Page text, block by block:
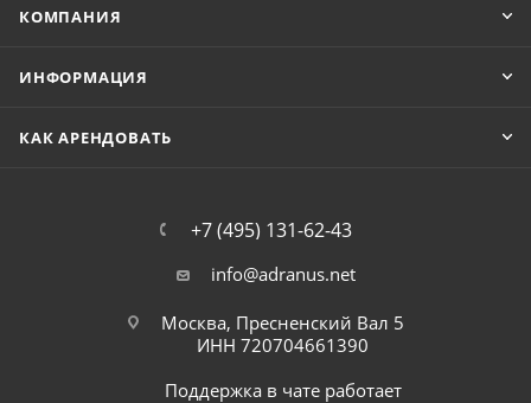
КОМПАНИЯ
ИНФОРМАЦИЯ
КАК АРЕНДОВАТЬ
+7 (495) 131-62-43
info@adranus.net
Москва, Пресненский Вал 5
ИНН 720704661390
Поддержка в чате работает